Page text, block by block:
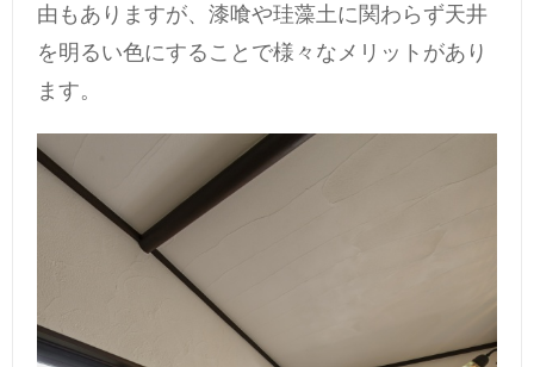
由もありますが、漆喰や珪藻土に関わらず天井
を明るい色にすることで様々なメリットがあり
ます。